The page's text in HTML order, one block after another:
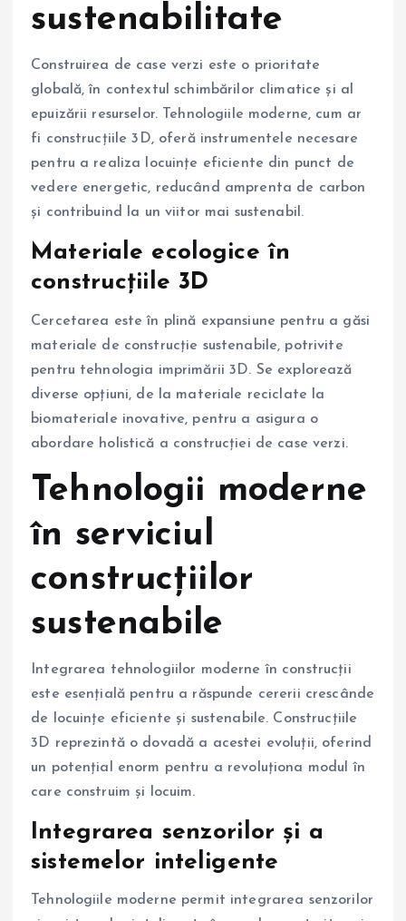
sustenabilitate
Construirea de case verzi este o prioritate
globală, în contextul schimbărilor climatice și al
epuizării resurselor. Tehnologiile moderne, cum ar
fi construcțiile 3D, oferă instrumentele necesare
pentru a realiza locuințe eficiente din punct de
vedere energetic, reducând amprenta de carbon
și contribuind la un viitor mai sustenabil.
Materiale ecologice în
construcțiile 3D
Cercetarea este în plină expansiune pentru a găsi
materiale de construcție sustenabile, potrivite
pentru tehnologia imprimării 3D. Se explorează
diverse opțiuni, de la materiale reciclate la
biomateriale inovative, pentru a asigura o
abordare holistică a construcției de case verzi.
Tehnologii moderne
în serviciul
construcțiilor
sustenabile
Integrarea tehnologiilor moderne în construcții
este esențială pentru a răspunde cererii crescânde
de locuințe eficiente și sustenabile. Construcțiile
3D reprezintă o dovadă a acestei evoluții, oferind
un potențial enorm pentru a revoluționa modul în
care construim și locuim.
Integrarea senzorilor și a
sistemelor inteligente
Tehnologiile moderne permit integrarea senzorilor